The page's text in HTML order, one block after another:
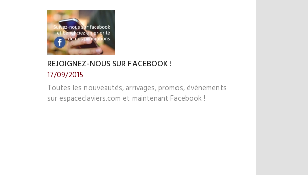
REJOIGNEZ-NOUS SUR FACEBOOK !
17/09/2015
Toutes les nouveautés, arrivages, promos, évènements
sur espaceclaviers.com et maintenant Facebook !